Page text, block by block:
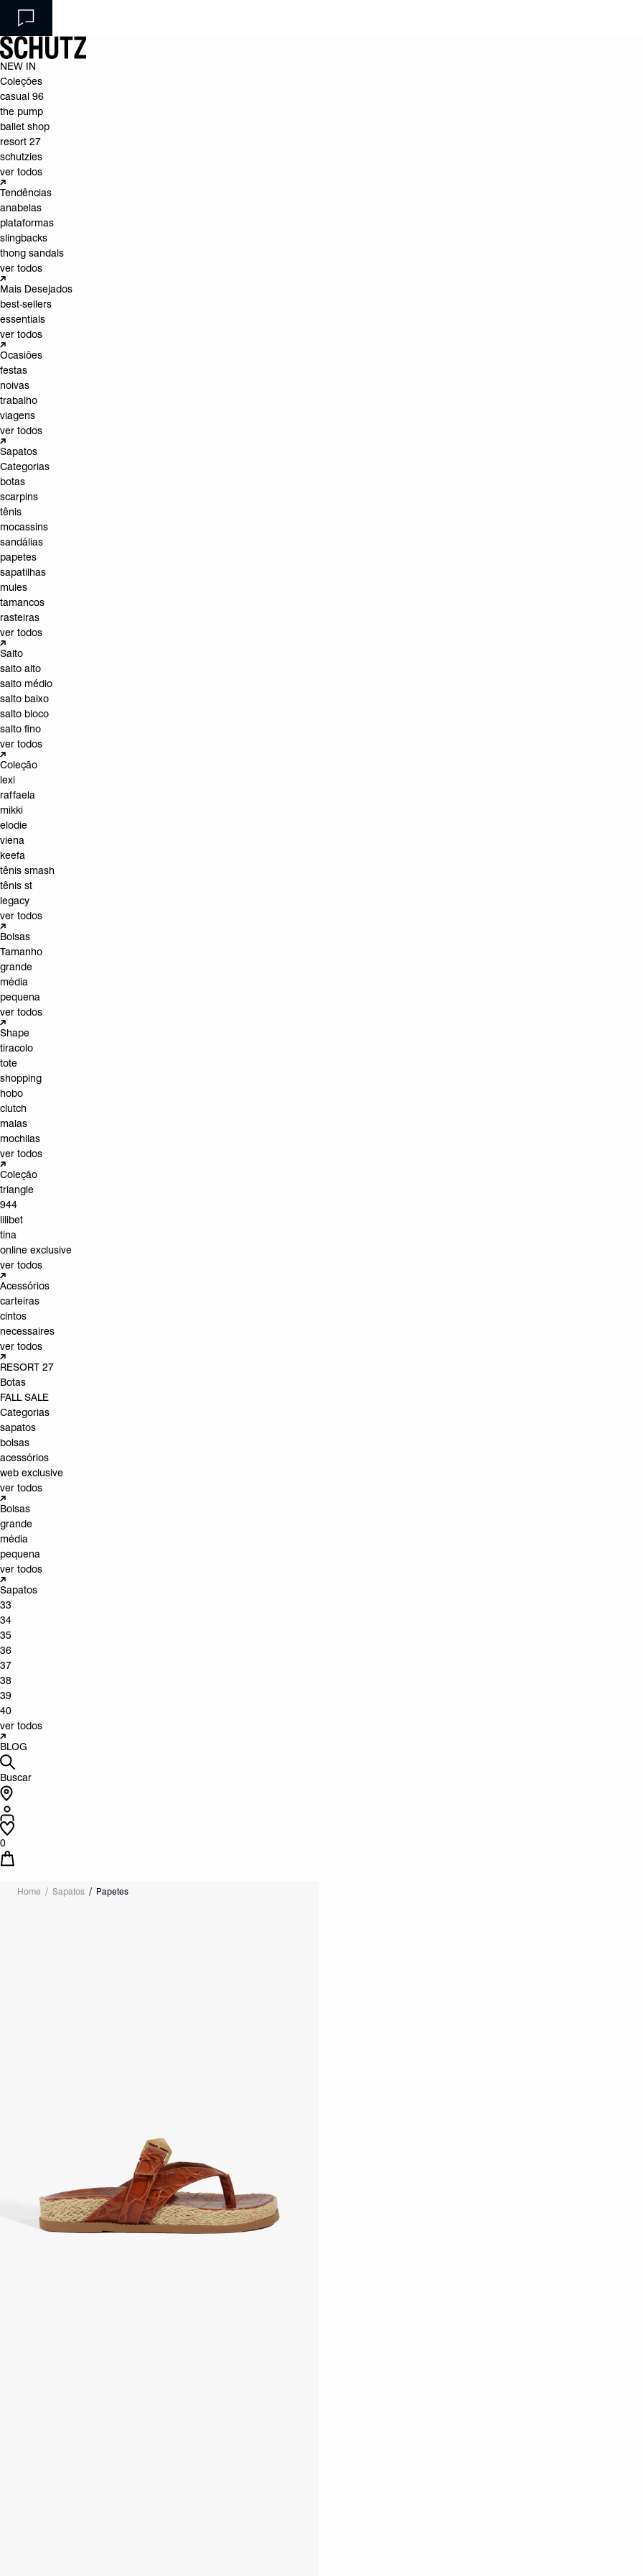
NEW IN
Coleções
casual 96
the pump
ballet shop
resort 27
schutzies
ver todos
Tendências
anabelas
plataformas
slingbacks
thong sandals
ver todos
Mais Desejados
best-sellers
essentials
ver todos
Ocasiões
festas
noivas
trabalho
viagens
ver todos
Sapatos
Categorias
botas
scarpins
tênis
mocassins
sandálias
papetes
sapatilhas
mules
tamancos
rasteiras
ver todos
Salto
salto alto
salto médio
salto baixo
salto bloco
salto fino
ver todos
Coleção
lexi
raffaela
mikki
elodie
viena
keefa
tênis smash
tênis st
legacy
ver todos
Bolsas
Tamanho
grande
média
pequena
ver todos
Shape
tiracolo
tote
shopping
hobo
clutch
malas
mochilas
ver todos
Coleção
triangle
944
lilibet
tina
online exclusive
ver todos
Acessórios
carteiras
cintos
necessaires
ver todos
RESORT 27
Botas
FALL SALE
Categorias
sapatos
bolsas
acessórios
web exclusive
ver todos
Bolsas
grande
média
pequena
ver todos
Sapatos
33
34
35
36
37
38
39
40
ver todos
BLOG
Buscar
0
Home Sapatos Papetes